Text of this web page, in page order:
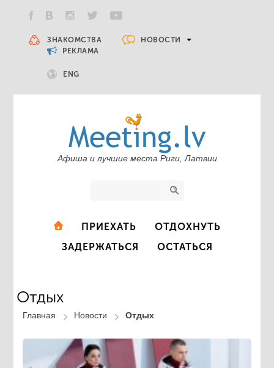
ЗНАКОМСТВА
НОВОСТИ
РЕКЛАМА
ENG
Афиша и лучшие места Риги, Латвии
ПРИЕХАТЬ
ОТДОХНУТЬ
ЗАДЕРЖАТЬСЯ
ОСТАТЬСЯ
Отдых
Главная Новости Отдых